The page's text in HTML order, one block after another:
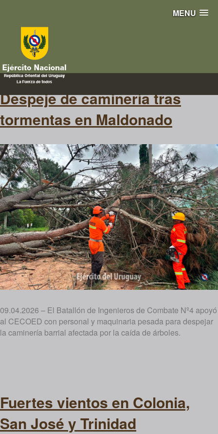
MENU
árboles
Despeje de caminería tras
tormentas en Maldonado
09.04.2026 – El Batallón de Ingenieros de Combate Nº4 apoyó
al CECOED con personal y maquinaria pesada para despejar
la caminería barrial afectada por la caída de árboles.
Fuertes vientos en Colonia,
San José y Trinidad